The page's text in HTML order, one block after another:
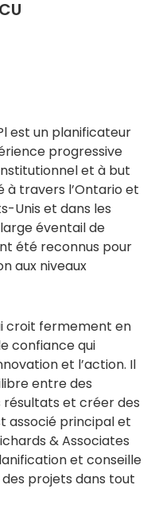
est un planificateur
progressive
et à but
à travers l’Ontario et
Unis et dans les
éventail de
été reconnus pour
aux niveaux
croit fermement en
confiance qui
et l’action. Il
entre des
et créer des
associé principal et
& Associates
et conseille
projets dans tout